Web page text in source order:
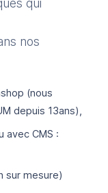
qui
nos
(nous
depuis 13ans),
avec CMS :
sur mesure)